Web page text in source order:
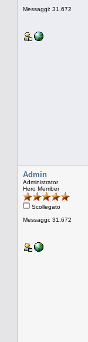
Messaggi: 31.672
Admin
Administrator
Hero Member
Scollegato
Messaggi: 31.672